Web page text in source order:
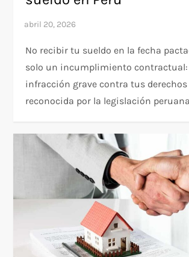
No recibir tu sueldo en la fecha
solo un incumplimiento contractual:
infracción grave contra tus derechos
reconocida por la legislación